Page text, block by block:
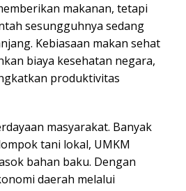
makanan, tetapi
sesungguhnya sedang
Kebiasaan makan sehat
biaya kesehatan negara,
produktivitas
masyarakat. Banyak
tani lokal, UMKM
bahan baku. Dengan
daerah melalui